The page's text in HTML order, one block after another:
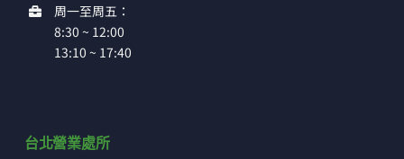
周一至周五：
8:30 ~ 12:00
13:10 ~ 17:40
台北營業處所